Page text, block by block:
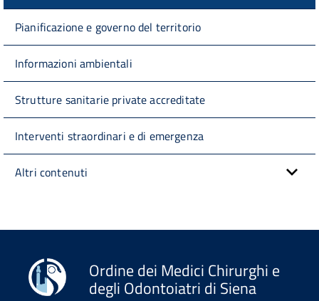
Pianificazione e governo del territorio
Informazioni ambientali
Strutture sanitarie private accreditate
Interventi straordinari e di emergenza
Altri contenuti
Ordine dei Medici Chirurghi e
degli Odontoiatri di Siena